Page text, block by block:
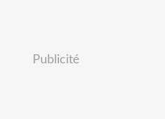
Publicité